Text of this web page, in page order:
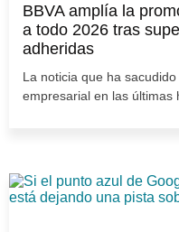
BBVA amplía la
a todo 2026 tras
adheridas
La noticia que ha
empresarial en las últimas